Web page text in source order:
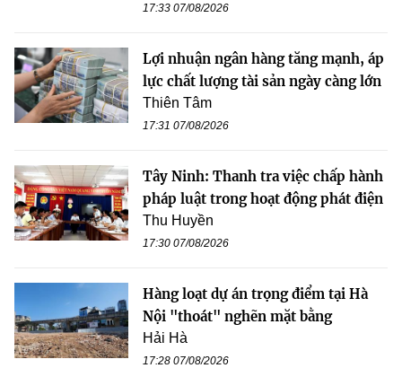
17:33 07/08/2026
Lợi nhuận ngân hàng tăng mạnh, áp
lực chất lượng tài sản ngày càng lớn
Thiên Tâm
17:31 07/08/2026
Tây Ninh: Thanh tra việc chấp hành
pháp luật trong hoạt động phát điện
Thu Huyền
17:30 07/08/2026
Hàng loạt dự án trọng điểm tại Hà
Nội "thoát" nghẽn mặt bằng
Hải Hà
17:28 07/08/2026